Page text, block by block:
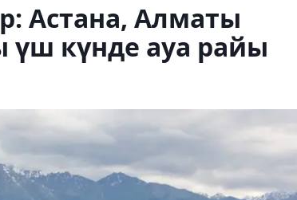
Астана, Алматы
күнде ауа райы